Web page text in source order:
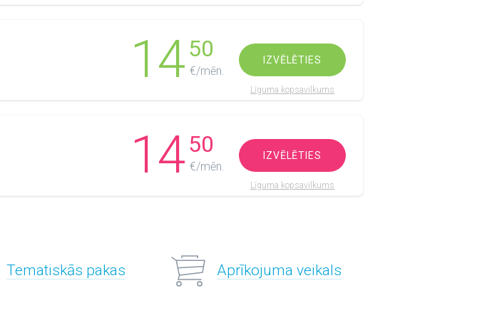
1450
€/mēn.
IZVĒLĒTIES
Līguma kopsavilkums
1450
€/mēn.
IZVĒLĒTIES
Līguma kopsavilkums
Tematiskās pakas Aprīkojuma veikals